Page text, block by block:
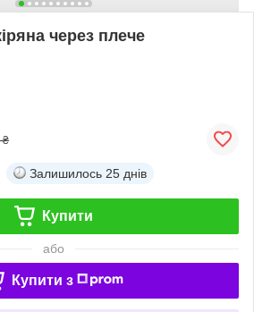
через плече
₴
Залишилось 25 днів
Купити
або
Купити з